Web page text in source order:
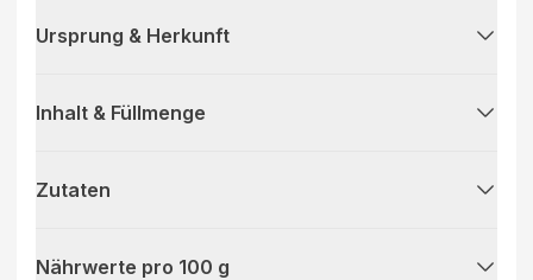
Ursprung & Herkunft
Inhalt & Füllmenge
Zutaten
Nährwerte pro 100 g